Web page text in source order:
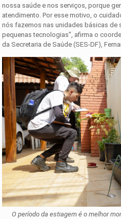
nossa saúde e nos serviços, porque
atendimento. Por esse motivo, o
nós fazemos nas unidades básicas de
pequenas tecnologias”, afirma o
da Secretaria de Saúde (SES-DF),
O período da estiagem é o melhor